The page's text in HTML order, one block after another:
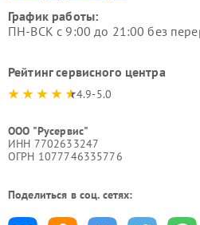
График работы:
ПН-ВСК с 9:00 до 21:00 без
Рейтинг сервисного центра
4.9-5.0
ООО "Русервис"
ИНН 7702633247
ОГРН 1077746335776
Поделиться в соц. сетях: